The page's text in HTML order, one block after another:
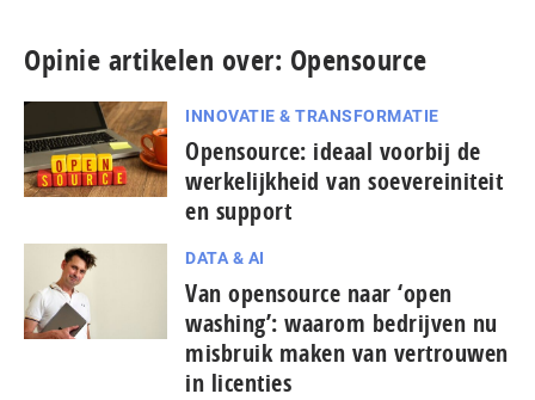
Opinie artikelen over: Opensource
INNOVATIE & TRANSFORMATIE
Opensource: ideaal voorbij de
wer­ke­lijk­heid van soe­ve­rei­ni­teit
en support
DATA & AI
Van opensource naar ‘open
washing’: waarom bedrijven nu
misbruik maken van vertrouwen
in licenties